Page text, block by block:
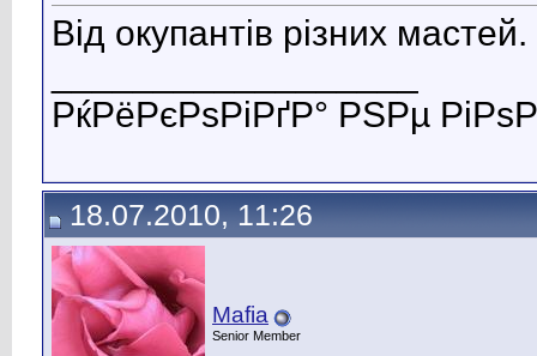
Від окупантів різних мастей.
РќРёРєРѕРіРґР° РЅРµ
18.07.2010, 11:26
Mafia
Senior Member